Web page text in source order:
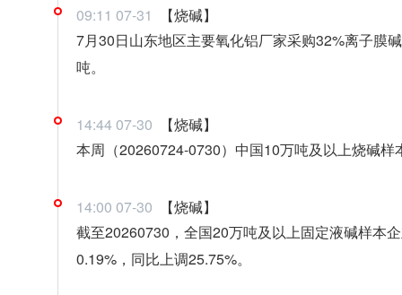
09:11 07-31
【烧碱】
7月30日山东地区主要氧化铝厂家采购32%离子膜
吨。
14:44 07-30
【烧碱】
本周（20260724-0730）中国10万吨及以上烧碱
14:00 07-30
【烧碱】
截至20260730，全国20万吨及以上固定液碱样本
0.19%，同比上调25.75%。